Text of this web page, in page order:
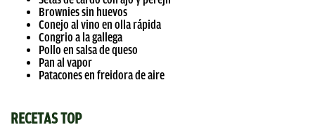
Brownies sin huevos
Conejo al vino en olla rápida
Congrio a la gallega
Pollo en salsa de queso
Pan al vapor
Patacones en freidora de aire
RECETAS TOP